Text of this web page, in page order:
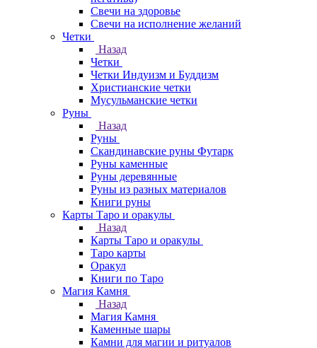
Свечи на здоровье
Свечи на исполнение желаний
Четки
Назад
Четки
Четки Индуизм и Буддизм
Христианские четки
Мусульманские четки
Руны
Назад
Руны
Скандинавские руны Футарк
Руны каменные
Руны деревянные
Руны из разных материалов
Книги руны
Карты Таро и оракулы
Назад
Карты Таро и оракулы
Таро карты
Оракул
Книги по Таро
Магия Камня
Назад
Магия Камня
Каменные шары
Камни для магии и ритуалов